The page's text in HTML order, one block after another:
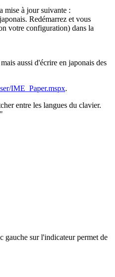
mise à jour suivante :
Redémarrez et vous
votre configuration) dans la
aussi d'écrire en japonais des
IME_Paper.mspx.
entre les langues du clavier.
gauche sur l'indicateur permet de